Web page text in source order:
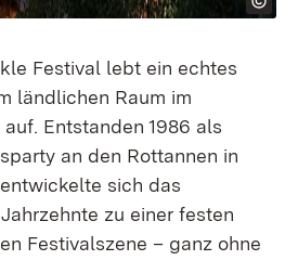
Festival lebt ein echtes
ländlichen Raum im
Entstanden 1986 als
an den Rottannen in
sich das
zu einer festen
Festivalszene – ganz ohne